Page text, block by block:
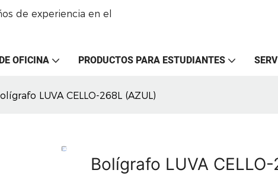
de experiencia en el
OFICINA PRODUCTOS PARA ESTUDIANTES
LUVA CELLO-268L (AZUL)
Bolígrafo LUVA